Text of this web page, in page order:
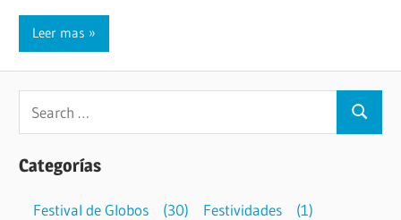
Leer mas
Categorías
Festival de Globos (30) Festividades
(1)